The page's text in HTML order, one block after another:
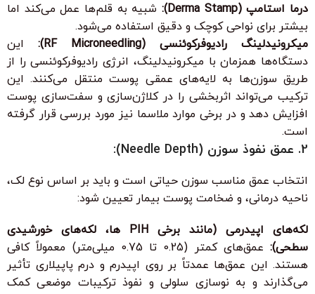
درما استامپ (Derma Stamp):
شبیه به قلم‌ها عمل می‌کند اما
بیشتر برای نواحی کوچک و دقیق استفاده می‌شود.
میکرونیدلینگ رادیوفرکوئنسی (RF Microneedling):
این
دستگاه‌ها همزمان با میکرونیدلینگ، انرژی رادیوفرکوئنسی را از
طریق سوزن‌ها به لایه‌های عمقی پوست منتقل می‌کنند. این
ترکیب می‌تواند اثربخشی را در کلاژن‌سازی و سفت‌سازی پوست
افزایش دهد و در برخی موارد ملاسما نیز مورد بررسی قرار گرفته
است.
2. عمق نفوذ سوزن (Needle Depth):
انتخاب عمق مناسب سوزن حیاتی است و باید بر اساس نوع لک،
ناحیه درمانی، و ضخامت پوست بیمار تعیین شود:
لکه‌های اپیدرمی (مانند برخی PIH ها، لکه‌های خورشیدی
سطحی):
عمق‌های کمتر (0.25 تا 0.75 میلی‌متر) معمولاً کافی
هستند. این عمق‌ها عمدتاً بر روی اپیدرم و درم پاپیلاری تأثیر
می‌گذارند و به نوسازی سلولی و نفوذ ترکیبات موضعی کمک